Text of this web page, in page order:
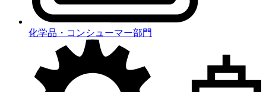
化学品・コンシューマー部門